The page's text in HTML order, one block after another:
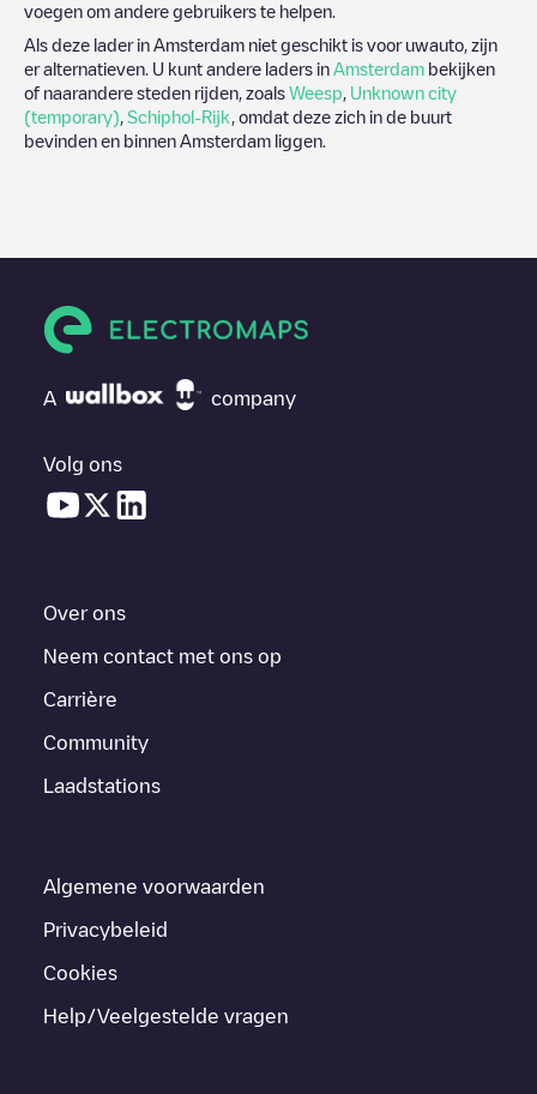
voegen om andere gebruikers te helpen.
Als deze lader in Amsterdam niet geschikt is voor uwauto, zijn
er alternatieven. U kunt andere laders in Amsterdam bekijken
of naarandere steden rijden, zoals Weesp Unknown city
(temporary) Schiphol-Rijk , omdat deze zich in de buurt
bevinden en binnen Amsterdam liggen.
A company
Volg ons
Over ons
Neem contact met ons op
Carrière
Community
Laadstations
Algemene voorwaarden
Privacybeleid
Cookies
Help/Veelgestelde vragen